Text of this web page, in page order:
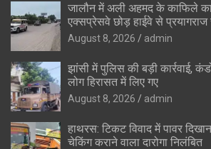
जालौन में अली अहमद के काफिले का
एक्सप्रेसवे छोड़ हाईवे से प्रयागराज
August 8, 2026 admin
झांसी में पुलिस की बड़ी कार्रवाई,
लोग हिरासत में लिए गए
August 8, 2026 admin
हाथरस: टिकट विवाद में पावर
चेकिंग कराने वाला दारोगा निलंबित